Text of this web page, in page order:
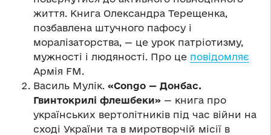
життя. Книга Олександра Терещенка,
позбавлена штучного пафосу і
моралізаторства, — це урок патріотизму,
мужності і людяності. Про це повідомляє
Армія FM.
Василь Мулік. «Congo — Донбас.
Гвинтокрилі флешбеки» — книга про
українських вертолітників під час війни на
сході України та в миротворчій місії в